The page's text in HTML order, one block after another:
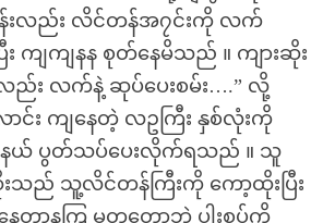
န်းလည်း လိင်တန်အ၇င်းကို လက်
ကျကျနန စုတ်နေမိသည် ။ ကျားဆိုး
း လက်နဲ့ ဆုပ်ပေးစမ်း….” လို့
င်း ကျနေတဲ့ လဥကြီး နှစ်လုံးကို
ယ် ပွတ်သပ်ပေးလိုက်ရသည် ။ သူ
းသည် သူ့လိင်တန်ကြီးကို ကော့ထိုးပြီး
တာနကြ မတူတော့ဘဲ ပါးစပ်ကို